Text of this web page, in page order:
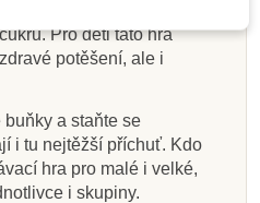
Zobrazit detail
Přidat do košíku
Přidat do košíku
Přidat do košíku
Pro děti tato hra
potěšení, ale i
a staňte se
i tu nejtěžší příchuť. Kdo
hra pro malé i velké,
i skupiny.